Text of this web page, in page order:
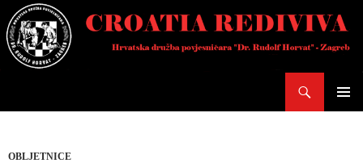
Skoči
do
sadržaja
OBLJETNICE